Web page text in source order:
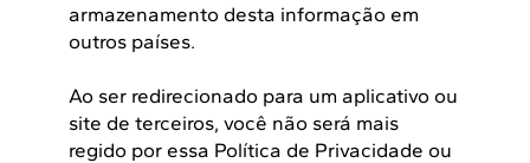
armazenamento desta informação em
outros países.
Ao ser redirecionado para um aplicativo ou
site de terceiros, você não será mais
regido por essa Política de Privacidade ou